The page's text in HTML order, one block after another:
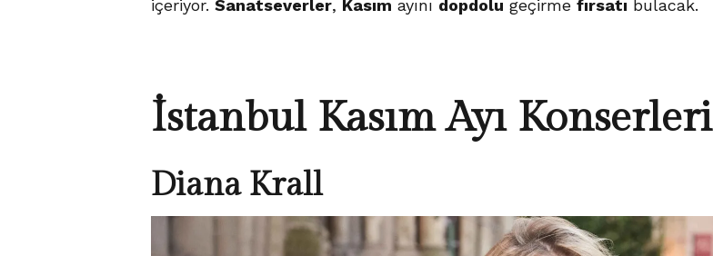
içeriyor. Sanatseverler, Kasım ayını dopdolu geçirme fırsatı bulacak.
İstanbul Kasım Ayı Konserleri
Diana Krall